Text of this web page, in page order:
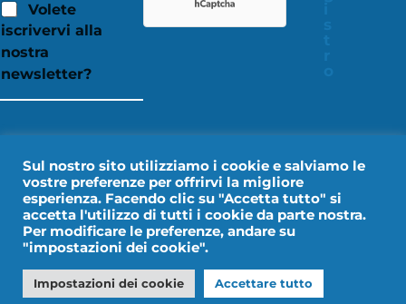
Volete
iscrivervi alla
nostra
newsletter?
Avviso legale
Dati personali
Design by IMPALA
Sul nostro sito utilizziamo i cookie e salviamo le
vostre preferenze per offrirvi la migliore
esperienza. Facendo clic su "Accetta tutto" si
accetta l'utilizzo di tutti i cookie da parte nostra.
Per modificare le preferenze, andare su
"impostazioni dei cookie".
Impostazioni dei cookie Accettare tutto